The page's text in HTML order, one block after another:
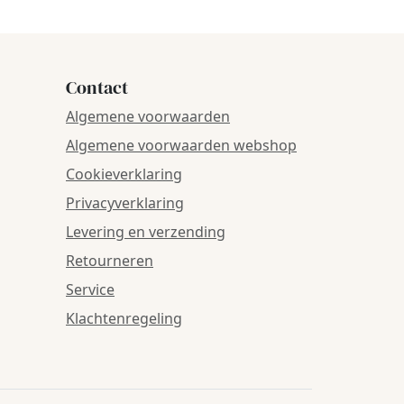
Contact
Algemene voorwaarden
Algemene voorwaarden webshop
Cookieverklaring
Privacyverklaring
Levering en verzending
Retourneren
Service
Klachtenregeling